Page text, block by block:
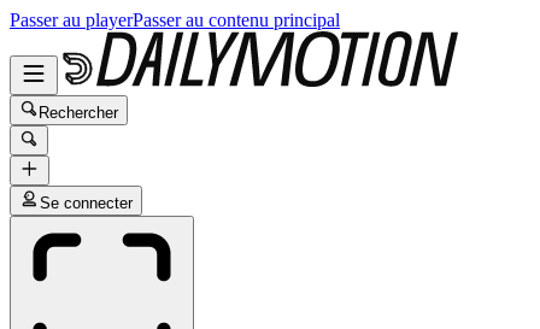
Passer au playerPasser au contenu principal
Rechercher
Se connecter